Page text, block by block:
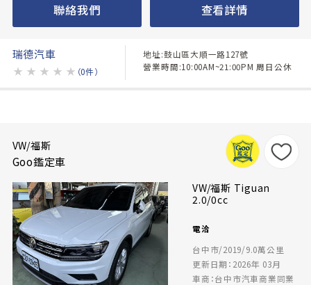
聯絡我們 查看詳情
瑞德汽車
★ ★ ★ ★ ★ （0件）
地址:鼓山區大順一路127號
營業時間:10:00AM~21:00PM 周日公休
VW/福斯
Goo鑑定車
VW/福斯 Tiguan
2.0/0cc
電洽
台中市/2019/9.0萬公里
更新日期：2026年 03月
車商：台中市汽車商業同業